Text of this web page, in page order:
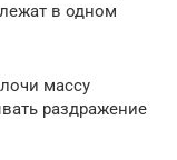
в одном
массу
раздражение